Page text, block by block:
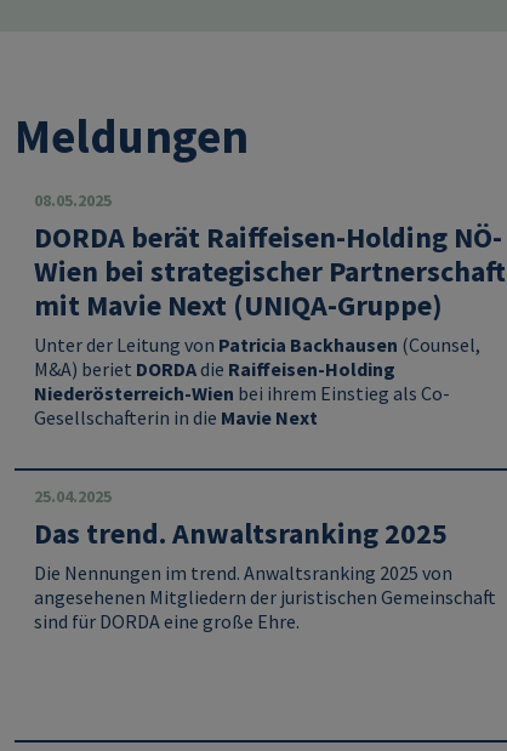
Meldungen
08.05.2025
DORDA berät Raiffeisen-Holding NÖ-
Wien bei strategischer Partnerschaft
mit Mavie Next (UNIQA-Gruppe)
Unter der Leitung von Patricia Backhausen (Counsel,
M&A) beriet DORDAdie Raiffeisen-Holding
Niederösterreich-Wien bei ihrem Einstieg als Co-
Gesellschafterin in die Mavie Next
25.04.2025
Das trend. Anwaltsranking 2025
Die Nennungen im trend. Anwaltsranking 2025 von
angesehenen Mitgliedern der juristischen Gemeinschaft
sind für DORDA eine große Ehre.